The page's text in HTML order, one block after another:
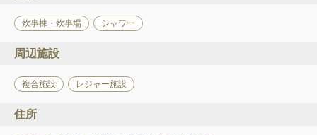
炊事棟・炊事場 シャワー
周辺施設
複合施設 レジャー施設
住所